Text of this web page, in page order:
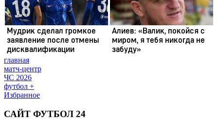
главная
матч-центр
ЧС 2026
футбол +
Избранное
САЙТ ФУТБОЛ 24